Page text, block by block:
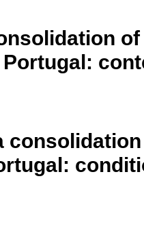
Portugal: